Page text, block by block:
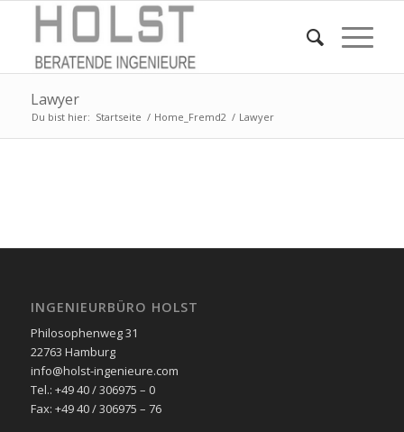
Lawyer
Du bist hier: Startseite / Home_Fremd2 / Lawyer
INGENIEURBÜRO HOLST
Philosophenweg 31
22763 Hamburg
info@holst-ingenieure.com
Tel.: +49 40 / 306975 – 0
Fax: +49 40 / 306975 – 76